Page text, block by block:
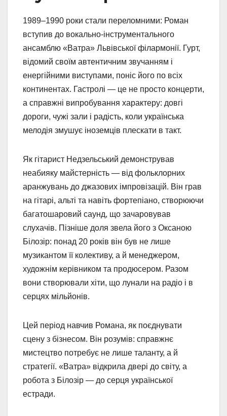
1989–1990 роки стали переломними: Роман
вступив до вокально-інструментального
ансамблю «Ватра» Львівської філармонії. Гурт,
відомий своїм автентичним звучанням і
енергійними виступами, поніс його по всіх
континентах. Гастролі — це не просто концерти,
а справжні випробування характеру: довгі
дороги, чужі зали і радість, коли українська
мелодія змушує іноземців плескати в такт.
Як гітарист Недзельський демонстрував
неабияку майстерність — від фольклорних
аранжувань до джазових імпровізацій. Він грав
на гітарі, альті та навіть фортепіано, створюючи
багатошаровий саунд, що зачаровував
слухачів. Пізніше доля звела його з Оксаною
Білозір: понад 20 років він був не лише
музикантом її колективу, а й менеджером,
художнім керівником та продюсером. Разом
вони створювали хіти, що лунали на радіо і в
серцях мільйонів.
Цей період навчив Романа, як поєднувати
сцену з бізнесом. Він розумів: справжнє
мистецтво потребує не лише таланту, а й
стратегії. «Ватра» відкрила двері до світу, а
робота з Білозір — до серця української
естради.